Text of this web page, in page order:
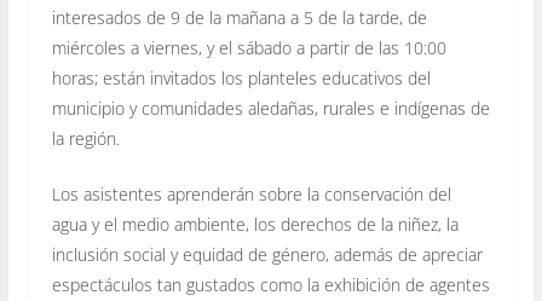
interesados de 9 de la mañana a 5 de la tarde, de
miércoles a viernes, y el sábado a partir de las 10:00
horas; están invitados los planteles educativos del
municipio y comunidades aledañas, rurales e indígenas de
la región.
Los asistentes aprenderán sobre la conservación del
agua y el medio ambiente, los derechos de la niñez, la
inclusión social y equidad de género, además de apreciar
espectáculos tan gustados como la exhibición de agentes